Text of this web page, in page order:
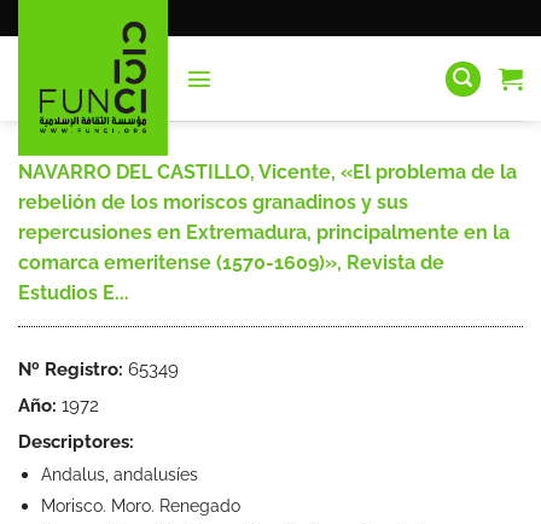
al
NAVARRO DEL CASTILLO, Vicente, «El problema de la
rebelión de los moriscos granadinos y sus
repercusiones en Extremadura, principalmente en la
comarca emeritense (1570-1609)», Revista de
Estudios E...
Nº Registro: 65349
Año: 1972
Descriptores:
Andalus, andalusíes
Morisco. Moro. Renegado